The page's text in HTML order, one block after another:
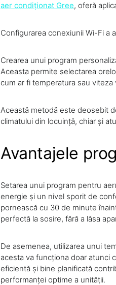
aer condiționat Gree, oferă
Configurarea conexiunii Wi-Fi a
Crearea unui program
Aceasta permite selectarea
cum ar fi temperatura sau viteza
Această metodă este deosebit
climatului din locuință, chiar și
Avantajele
Setarea unui program pentru
energie și un nivel sporit de
pornească cu 30 de minute
perfectă la sosire, fără a lăsa
De asemenea, utilizarea unui
acesta va funcționa doar atunci
eficientă și bine planificată
performanței optime a unității.